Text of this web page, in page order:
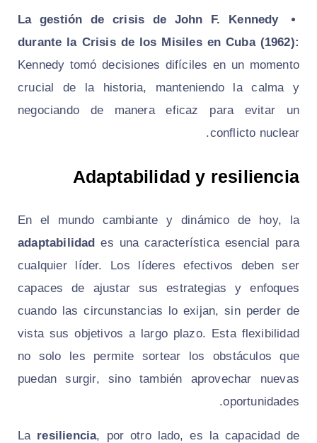
La gestión de crisis de John F. Kennedy
durante la Crisis de los Misiles en Cuba (1962):
Kennedy tomó decisiones difíciles en un momento
crucial de la historia, manteniendo la calma y
negociando de manera eficaz para evitar un
conflicto nuclear.
Adaptabilidad y resiliencia
En el mundo cambiante y dinámico de hoy, la
adaptabilidad es una característica esencial para
cualquier líder. Los líderes efectivos deben ser
capaces de ajustar sus estrategias y enfoques
cuando las circunstancias lo exijan, sin perder de
vista sus objetivos a largo plazo. Esta flexibilidad
no solo les permite sortear los obstáculos que
puedan surgir, sino también aprovechar nuevas
oportunidades.
La resiliencia, por otro lado, es la capacidad de